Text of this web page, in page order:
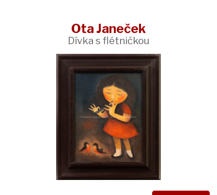
Ota Janeček
Dívka s flétničkou